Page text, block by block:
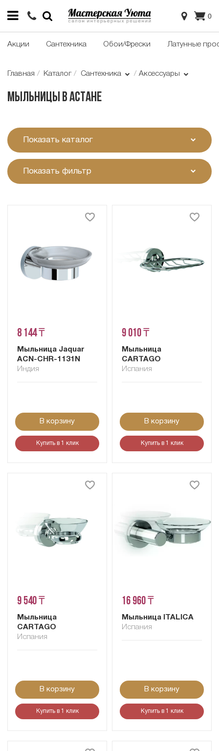
0
Акции Сантехника Обои/Фрески Латунные
Главная Каталог Сантехника Аксессуары
Мыльницы в Астане
Показать каталог
Показать фильтр
8 144 ₸
Мыльница Jaquar
ACN-CHR-1131N
Индия
В корзину
Купить в 1 клик
9 010 ₸
Мыльница
CARTAGO
Испания
В корзину
Купить в 1 клик
9 540 ₸
Мыльница
CARTAGO
Испания
В корзину
Купить в 1 клик
16 960 ₸
Мыльница ITALICA
Испания
В корзину
Купить в 1 клик